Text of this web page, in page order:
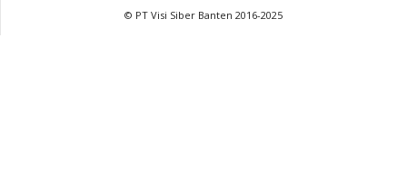
© PT Visi Siber Banten 2016-2025